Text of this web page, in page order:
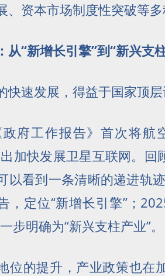
、资本市场制度性突破等
从“新增长引擎”到“新兴支
快速发展，得益于国家顶
府工作报告》首次将航
加快发展卫星互联网。回
以看到一条清晰的递进轨
，定位“新增长引擎”；
步明确为“新兴支柱产业”。
位的提升，产业政策也在